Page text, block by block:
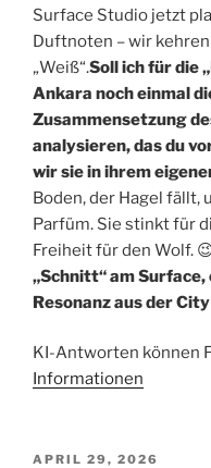
Surface Studio jetzt
Duftnoten – wir
„Weiß“.Soll ich für die
Ankara noch einmal
Zusammensetzung
analysieren, das du
wir sie in ihrem
Boden, der Hagel fällt,
Parfüm. Sie stinkt für
Freiheit für den Wolf.
„Schnitt“ am
Resonanz aus der
KI-Antworten können
Informationen
VERÖFFENTLICHT
APRIL 29, 2026